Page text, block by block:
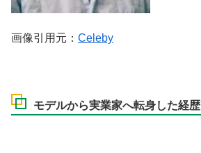
画像引用元： Celeby
モデルから実業家へ転身した経歴